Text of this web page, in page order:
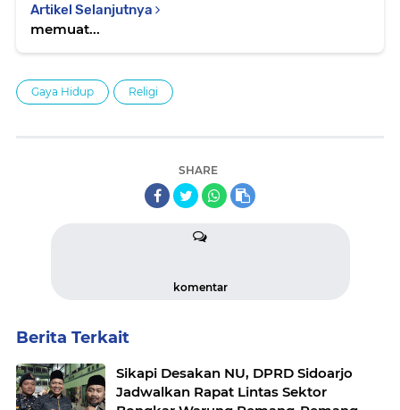
Artikel Selanjutnya
memuat...
Gaya Hidup Religi
SHARE
komentar
Berita Terkait
Sikapi Desakan NU, DPRD Sidoarjo
Jadwalkan Rapat Lintas Sektor